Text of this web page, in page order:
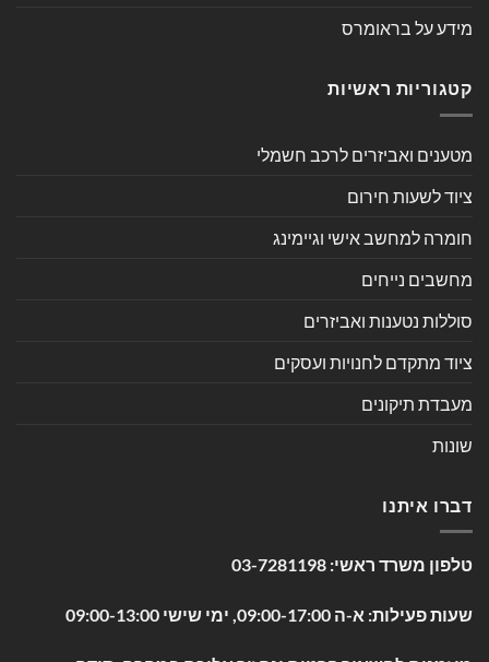
מידע על בראומרס
קטגוריות ראשיות
מטענים ואביזרים לרכב חשמלי
ציוד לשעות חירום
חומרה למחשב אישי וגיימינג
מחשבים נייחים
סוללות נטענות ואביזרים
ציוד מתקדם לחנויות ועסקים
מעבדת תיקונים
שונות
דברו איתנו
טלפון משרד ראשי: 03-7281198
שעות פעילות: א-ה 09:00-17:00, ימי שישי 09:00-13:00